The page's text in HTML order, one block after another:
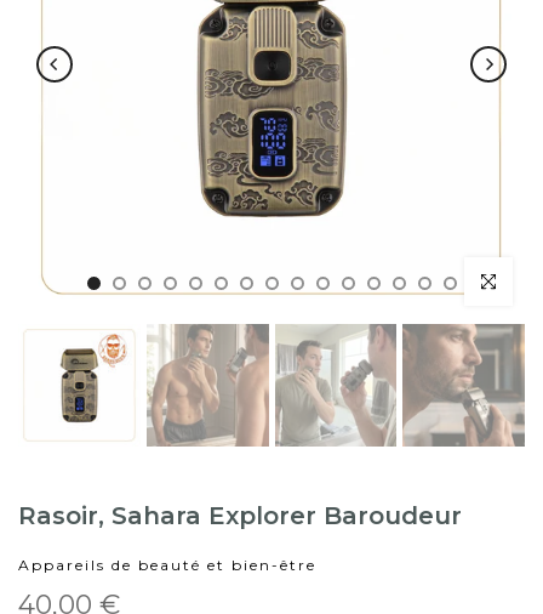
Rasoir, Sahara Explorer Baroudeur
Appareils de beauté et bien-être
40,00 €